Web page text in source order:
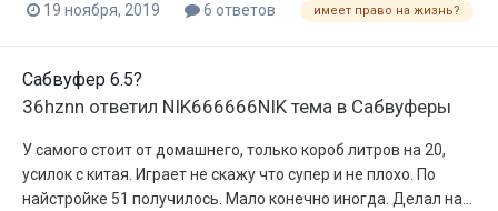
19 ноября, 2019 6 ответов имеет право на жизнь?
Сабвуфер 6.5?
36hznn ответил NIK666666NIK тема в Сабвуферы
У самого стоит от домашнего, только короб литров на 20,
усилок с китая. Играет не скажу что супер и не плохо. По
найстройке 51 получилось. Мало конечно иногда. Делал на...